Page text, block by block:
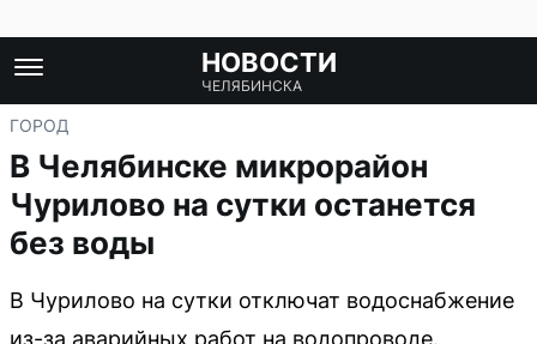
НОВОСТИ
ЧЕЛЯБИНСКА
ГОРОД
В Челябинске микрорайон
Чурилово на сутки останется
без воды
В Чурилово на сутки отключат водоснабжение
из-за аварийных работ на водопроводе.